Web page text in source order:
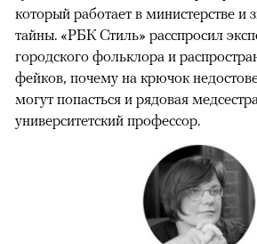
который работает в министерстве и
тайны. «РБК Стиль» расспросил
городского фольклора и
фейков, почему на крючок
могут попасться и рядовая
университетский профессор.